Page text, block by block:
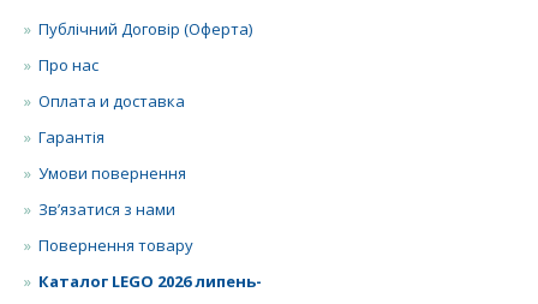
Публічний Договір (Оферта)
Про нас
Оплата и доставка
Гарантія
Умови повернення
Зв’язатися з нами
Повернення товару
Каталог LEGO 2026 липень-